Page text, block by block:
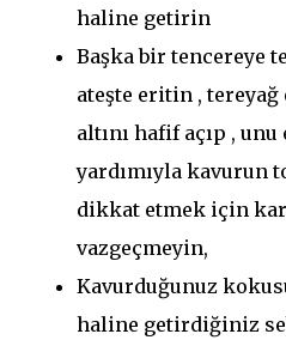
haline getirin
Başka bir tencereye
ateşte eritin ,
altını hafif açıp ,
yardımıyla kavurun
dikkat etmek için
vazgeçmeyin,
Kavurduğunuz
haline getirdiğiniz